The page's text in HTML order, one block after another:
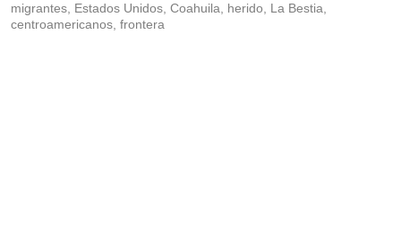
migrantes, Estados Unidos, Coahuila, herido, La Bestia,
centroamericanos, frontera